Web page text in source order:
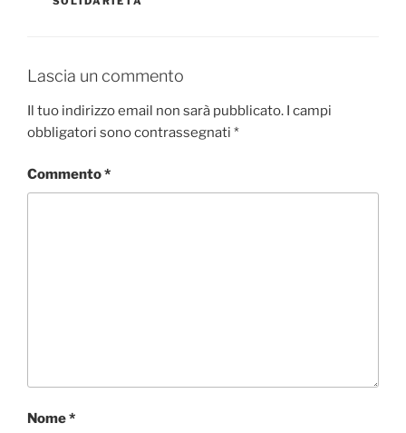
Lascia un commento
Il tuo indirizzo email non sarà pubblicato. I campi
obbligatori sono contrassegnati *
Commento*
Nome*